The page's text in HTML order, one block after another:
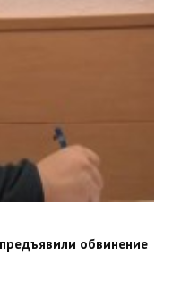
обвинение